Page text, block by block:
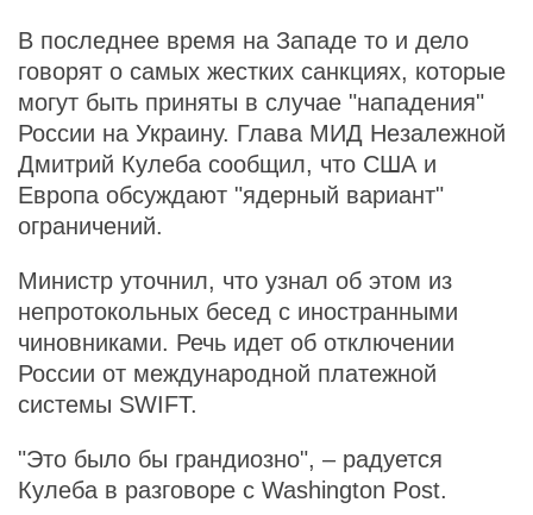
В последнее время на Западе то и дело
говорят о самых жестких санкциях, которые
могут быть приняты в случае "нападения"
России на Украину. Глава МИД Незалежной
Дмитрий Кулеба сообщил, что США и
Европа обсуждают "ядерный вариант"
ограничений.
Министр уточнил, что узнал об этом из
непротокольных бесед с иностранными
чиновниками. Речь идет об отключении
России от международной платежной
системы SWIFT.
"Это было бы грандиозно", – радуется
Кулеба в разговоре с Washington Post.